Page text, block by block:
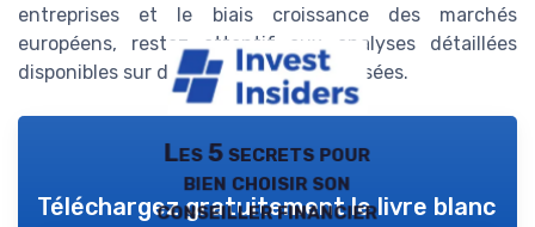
entreprises et le biais croissance des marchés
européens, restez attentif aux analyses détaillées
disponibles sur des ressources spécialisées.
Les 5 secrets pour
bien choisir son
conseiller financier
Téléchargez gratuitement le livre blanc